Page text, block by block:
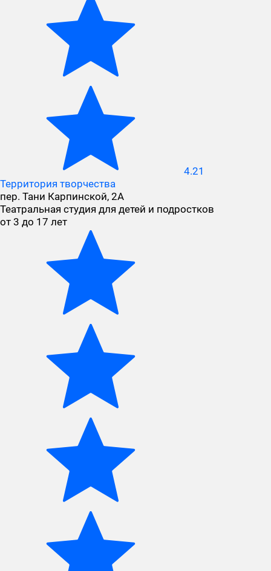
4.21
Территория творчества
пер. Тани Карпинской, 2А
Театральная студия для детей и подростков
от 3 до 17 лет